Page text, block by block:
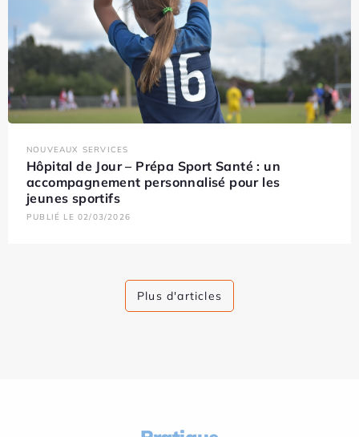
NOUVEAUX SERVICES
Hôpital de Jour – Prépa Sport Santé : un
accompagnement personnalisé pour les
jeunes sportifs
PUBLIÉ LE 02/03/2026
Plus d'articles